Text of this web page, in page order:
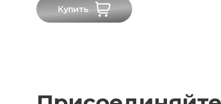
Купить